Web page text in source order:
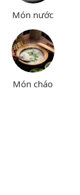
Món nước
Món cháo